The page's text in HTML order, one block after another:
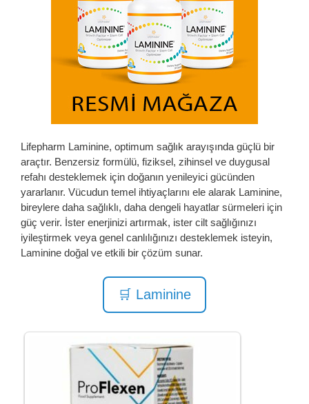
Lifepharm Laminine, optimum sağlık arayışında güçlü bir
araçtır. Benzersiz formülü, fiziksel, zihinsel ve duygusal
refahı desteklemek için doğanın yenileyici gücünden
yararlanır. Vücudun temel ihtiyaçlarını ele alarak Laminine,
bireylere daha sağlıklı, daha dengeli hayatlar sürmeleri için
güç verir. İster enerjinizi artırmak, ister cilt sağlığınızı
iyileştirmek veya genel canlılığınızı desteklemek isteyin,
Laminine doğal ve etkili bir çözüm sunar.
🛒 Laminine